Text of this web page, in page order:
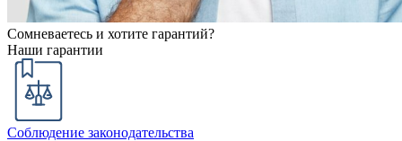
Сомневаетесь и хотите гарантий?
Наши гарантии
Соблюдение законодательства